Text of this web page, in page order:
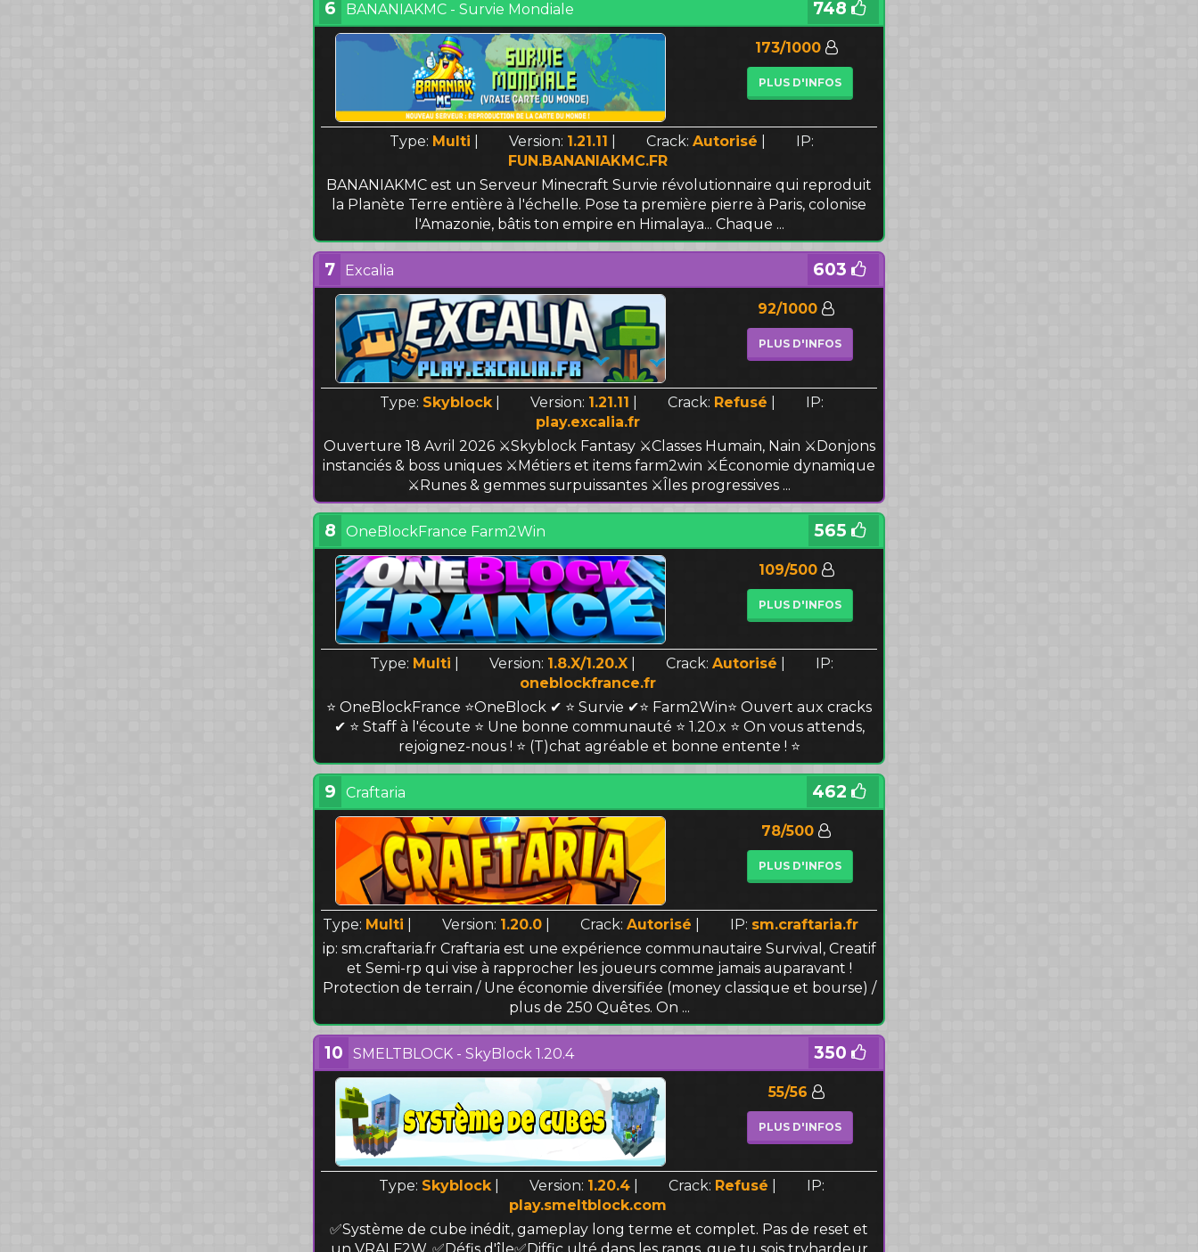
6 BANANIAKMC - Survie Mondiale 748
173/1000
PLUS D'INFOS
Type: Multi Version: 1.21.11 Crack: Autorisé
IP:
FUN.BANANIAKMC.FR
BANANIAKMC est un Serveur Minecraft Survie révolutionnaire qui reproduit
la Planète Terre entière à l'échelle. Pose ta première pierre à Paris, colonise
l'Amazonie, bâtis ton empire en Himalaya... Chaque ...
7 Excalia 603
92/1000
PLUS D'INFOS
Type: Skyblock| Version: 1.21.11 Crack: Refusé
IP:
play.excalia.fr
Ouverture 18 Avril 2026 ⚔️Skyblock Fantasy ⚔️Classes Humain, Nain ⚔️Donjons
instanciés & boss uniques ⚔️Métiers et items farm2win ⚔️Économie dynamique
⚔️Runes & gemmes surpuissantes ⚔️Îles progressives ...
8 OneBlockFrance Farm2Win 565
109/500
PLUS D'INFOS
Type: Multi Version: 1.8.X/1.20.X| Crack: Autorisé
IP:
oneblockfrance.fr
⭐ OneBlockFrance ⭐OneBlock ✔ ⭐ Survie ✔⭐ Farm2Win⭐ Ouvert aux cracks
✔ ⭐ Staff à l'écoute ⭐ Une bonne communauté ⭐ 1.20.x ⭐ On vous attends,
rejoignez-nous ! ⭐ (T)chat agréable et bonne entente ! ⭐
9 Craftaria 462
78/500
PLUS D'INFOS
Type: Multi Version: 1.20.0| Crack: Autorisé IP: sm.craftaria.fr
ip: sm.craftaria.fr Craftaria est une expérience communautaire Survival, Creatif
et Semi-rp qui vise à rapprocher les joueurs comme jamais auparavant !
Protection de terrain / Une économie diversifiée (money classique et bourse) /
plus de 250 Quêtes. On ...
10 SMELTBLOCK - SkyBlock 1.20.4 350
55/56
PLUS D'INFOS
Type: Skyblock| Version: 1.20.4| Crack: Refusé
IP:
play.smeltblock.com
✅Système de cube inédit, gameplay long terme et complet. Pas de reset et